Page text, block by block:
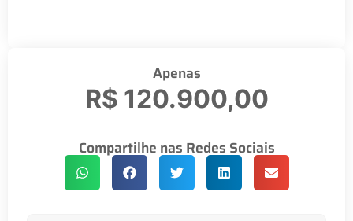
Apenas
R$ 120.900,00
Compartilhe nas Redes Sociais